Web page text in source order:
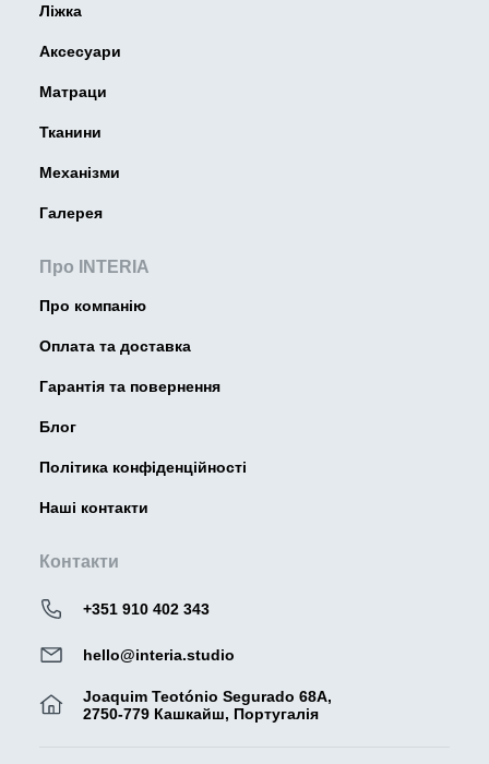
Ліжка
Аксесуари
Матраци
Тканини
Механізми
Галерея
Про INTERIA
Про компанію
Оплата та доставка
Гарантія та повернення
Блог
Політика конфіденційності
Наші контакти
Контакти
+351 910 402 343
hello@interia.studio
Joaquim Teotónio Segurado 68A,
2750-779 Кашкайш, Португалія